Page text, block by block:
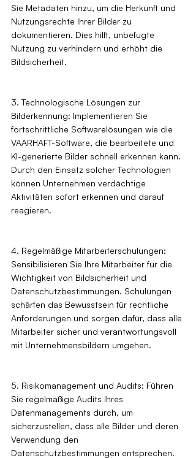
Sie Metadaten hinzu, um die Herkunft und
Nutzungsrechte Ihrer Bilder zu
dokumentieren. Dies hilft, unbefugte
Nutzung zu verhindern und erhöht die
Bildsicherheit.
3. Technologische Lösungen zur
Bilderkennung: Implementieren Sie
fortschrittliche Softwarelösungen wie die
VAARHAFT-Software, die bearbeitete und
KI-generierte Bilder schnell erkennen kann.
Durch den Einsatz solcher Technologien
können Unternehmen verdächtige
Aktivitäten sofort erkennen und darauf
reagieren.
4. Regelmäßige Mitarbeiterschulungen:
Sensibilisieren Sie Ihre Mitarbeiter für die
Wichtigkeit von Bildsicherheit und
Datenschutzbestimmungen. Schulungen
schärfen das Bewusstsein für rechtliche
Anforderungen und sorgen dafür, dass alle
Mitarbeiter sicher und verantwortungsvoll
mit Unternehmensbildern umgehen.
5. Risikomanagement und Audits: Führen
Sie regelmäßige Audits Ihres
Datenmanagements durch, um
sicherzustellen, dass alle Bilder und deren
Verwendung den
Datenschutzbestimmungen entsprechen.